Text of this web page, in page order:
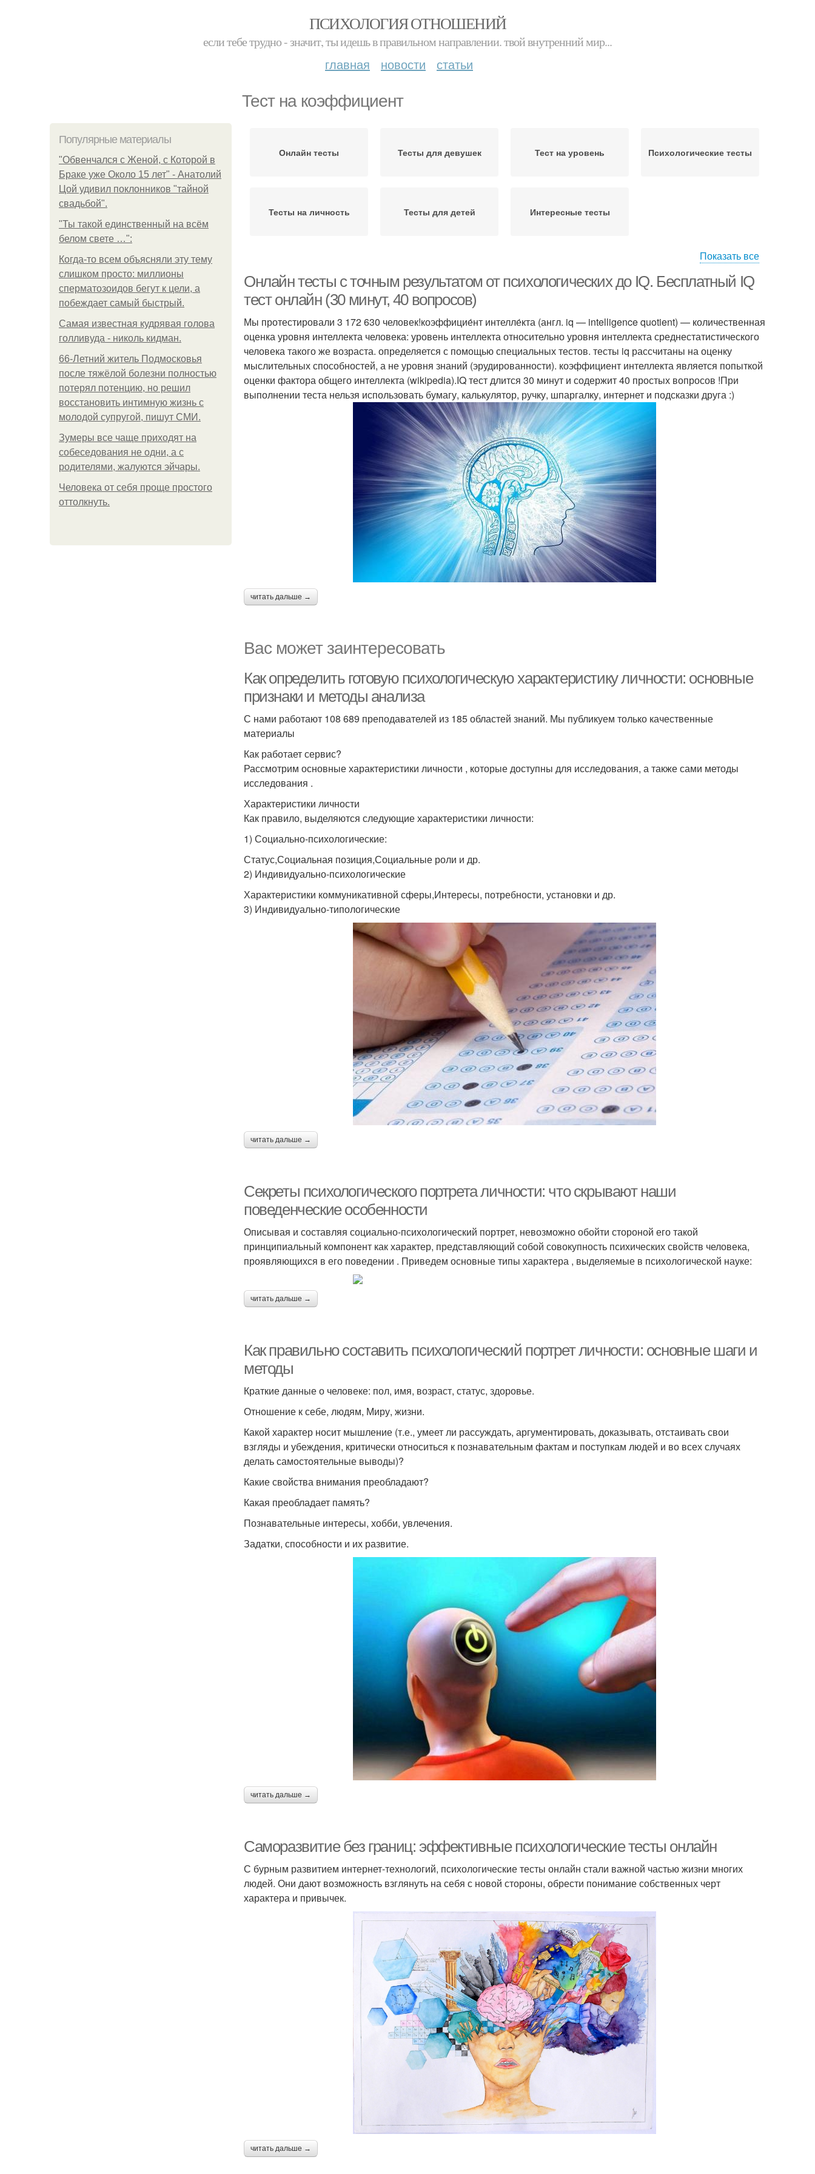
ПСИХОЛОГИЯ ОТНОШЕНИЙ
если тебе трудно - значит, ты идешь в правильном направлении. твой внутренний мир...
главная новости статьи
Тест на коэффициент
Популярные материалы
"Обвенчался с Женой, с Которой в
Браке уже Около 15 лет" - Анатолий
Цой удивил поклонников "тайной
свадьбой".
"Ты такой единственный на всём
белом свете …":
Когда-то всем объясняли эту тему
слишком просто: миллионы
сперматозоидов бегут к цели, а
побеждает самый быстрый.
Самая известная кудрявая голова
голливуда - николь кидман.
66-Летний житель Подмосковья
после тяжёлой болезни полностью
потерял потенцию, но решил
восстановить интимную жизнь с
молодой супругой, пишут СМИ.
Зумеры все чаще приходят на
собеседования не одни, а с
родителями, жалуются эйчары.
Человека от себя проще простого
оттолкнуть.
Онлайн тесты Тесты для девушек Тест на уровень Психологические тесты
Тесты на личность Тесты для детей Интересные тесты
Показать все
Онлайн тесты c точным результатом от психологических до IQ. Бесплатный IQ
тест онлайн (30 минут, 40 вопросов)
Мы протестировали 3 172 630 человек!коэффицие́нт интелле́кта (англ. iq — intelligence quotient) — количественная
оценка уровня интеллекта человека: уровень интеллекта относительно уровня интеллекта среднестатистического
человека такого же возраста. определяется с помощью специальных тестов. тесты iq рассчитаны на оценку
мыслительных способностей, а не уровня знаний (эрудированности). коэффициент интеллекта является попыткой
оценки фактора общего интеллекта (wikipedia).IQ тест длится 30 минут и содержит 40 простых вопросов !При
выполнении теста нельзя использовать бумагу, калькулятор, ручку, шпаргалку, интернет и подсказки друга :)
читать дальше →
Вас может заинтересовать
Как определить готовую психологическую характеристику личности: основные
признаки и методы анализа
С нами работают 108 689 преподавателей из 185 областей знаний. Мы публикуем только качественные
материалы
Как работает сервис?
Рассмотрим основные характеристики личности , которые доступны для исследования, а также сами методы
исследования .
Характеристики личности
Как правило, выделяются следующие характеристики личности:
1) Социально-психологические:
Статус,Социальная позиция,Социальные роли и др.
2) Индивидуально-психологические
Характеристики коммуникативной сферы,Интересы, потребности, установки и др.
3) Индивидуально-типологические
читать дальше →
Секреты психологического портрета личности: что скрывают наши
поведенческие особенности
Описывая и составляя социально-психологический портрет, невозможно обойти стороной его такой
принципиальный компонент как характер, представляющий собой совокупность психических свойств человека,
проявляющихся в его поведении . Приведем основные типы характера , выделяемые в психологической науке:
читать дальше →
Как правильно составить психологический портрет личности: основные шаги и
методы
Краткие данные о человеке: пол, имя, возраст, статус, здоровье.
Отношение к себе, людям, Миру, жизни.
Какой характер носит мышление (т.е., умеет ли рассуждать, аргументировать, доказывать, отстаивать свои
взгляды и убеждения, критически относиться к познавательным фактам и поступкам людей и во всех случаях
делать самостоятельные выводы)?
Какие свойства внимания преобладают?
Какая преобладает память?
Познавательные интересы, хобби, увлечения.
Задатки, способности и их развитие.
читать дальше →
Саморазвитие без границ: эффективные психологические тесты онлайн
С бурным развитием интернет-технологий, психологические тесты онлайн стали важной частью жизни многих
людей. Они дают возможность взглянуть на себя с новой стороны, обрести понимание собственных черт
характера и привычек.
читать дальше →